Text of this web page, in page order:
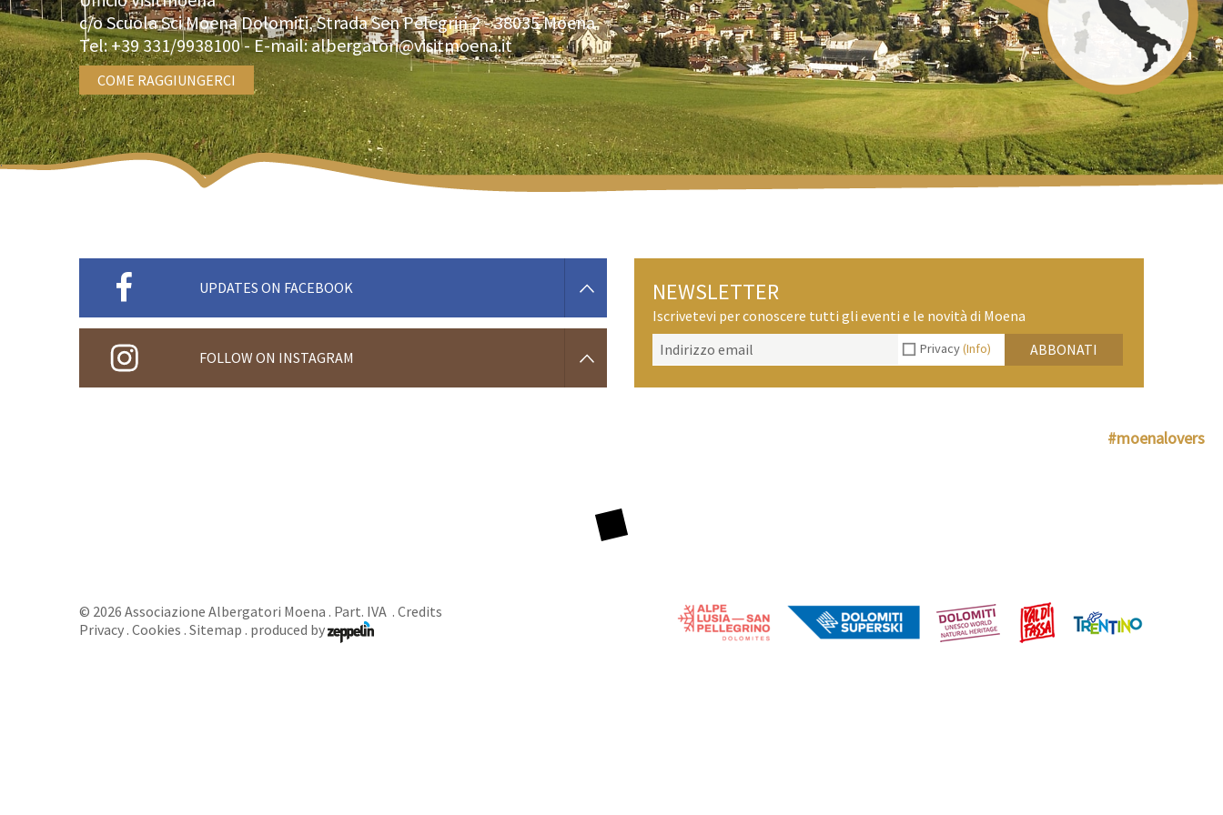
c/o Scuola Sci Moena Dolomiti, Strada Sen Pelegrin 2 -38035Moena
Tel:+39 331/9938100- E-mail:albergatori@visitmoena.it
COME RAGGIUNGERCI
UPDATES ON FACEBOOK
FOLLOW ON INSTAGRAM
NEWSLETTER
Iscrivetevi per conoscere tutti gli eventi e le novità di Moena
Privacy(Info) ABBONATI
#moenalovers
© 2026 Associazione Albergatori Moena . Part. IVA . Credits
Privacy . Cookies . Sitemap . produced by